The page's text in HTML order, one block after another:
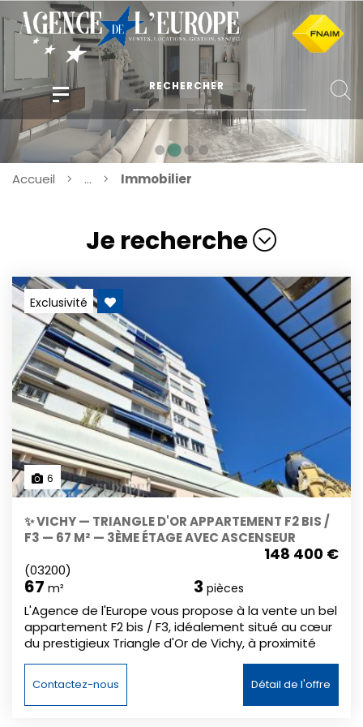
Accueil ... Immobilier
Je recherche
Exclusivité
6
✨ VICHY — TRIANGLE D'OR APPARTEMENT F2 BIS /
F3 — 67 M² — 3ÈME ÉTAGE AVEC ASCENSEUR
148 400 €
(03200)
67 m² 3 pièces
L'Agence de l'Europe vous propose à la vente un bel
appartement F2 bis / F3, idéalement situé au cœur
du prestigieux Triangle d'Or de Vichy, à proximité
immédiate de l'Opéra, du Parc des Sources, du
Casino et des Thermes. Un investissement locatif
clé en main, déjà loué et rentable dès le premier
jour. Situé au 3ᵉ étage avec ascenseur d'un
Contactez-nous Détail de l'offre